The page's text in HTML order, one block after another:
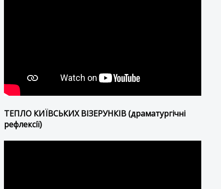
ТЕПЛО КИЇВСЬКИХ ВІЗЕРУНКІВ (драматургічні
рефлексії)